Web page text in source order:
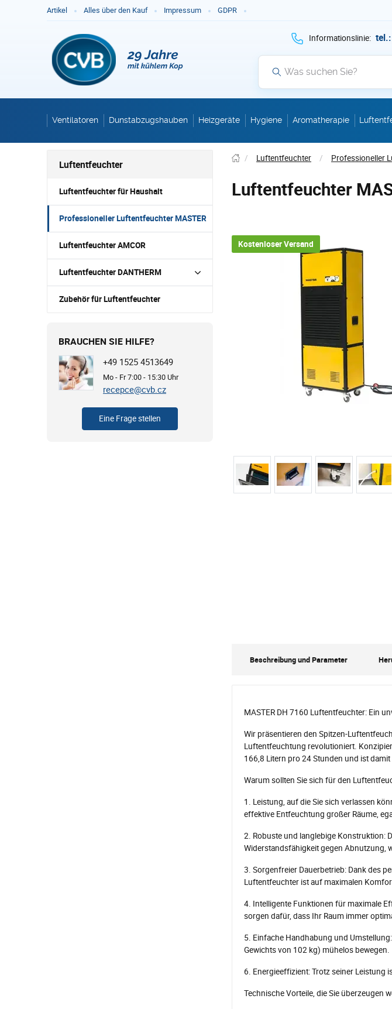
Artikel Alles über den Kauf Impressum GDPR
Informationslinie:
Ventilatoren Dunstabzugshauben Heizgeräte Hygiene Aromatherapie
/ Luftentfeuchter / Professioneller
Luftentfeuchter
Kostenloser Versand
Beschreibung und Parameter
MASTER DH 7160 Luftentfeuchter: Ein
Wir präsentieren den Spitzen-
Luftentfeuchtung revolutioniert.
166,8 Litern pro 24 Stunden und ist
Warum sollten Sie sich für den
1. Leistung, auf die Sie sich verlassen
effektive Entfeuchtung großer Räume,
2. Robuste und langlebige Konstruktion:
Widerstandsfähigkeit gegen Abnutzung,
3. Sorgenfreier Dauerbetrieb: Dank des
Luftentfeuchter ist auf maximalen
4. Intelligente Funktionen für maximale
sorgen dafür, dass Ihr Raum immer
5. Einfache Handhabung und
Gewichts von 102 kg) mühelos bewegen.
6. Energieeffizient: Trotz seiner Leistung
Technische Vorteile, die Sie überzeugen
Luftentfeuchter
Luftentfeuchter für Haushalt
Professioneller Luftentfeuchter MASTER
Luftentfeuchter AMCOR
Luftentfeuchter DANTHERM
Zubehör für Luftentfeuchter
BRAUCHEN SIE HILFE?
+49 1525 4513649
Mo - Fr 7:00 - 15:30 Uhr
recepce@cvb.cz
Eine Frage stellen